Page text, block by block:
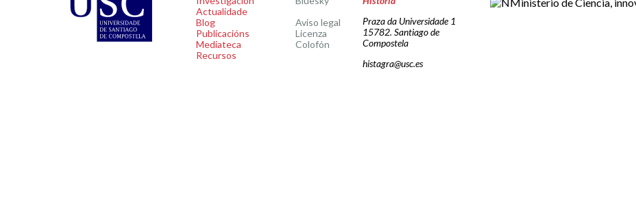
Actualidade
Blog
Publicacións
Mediateca
Recursos
Aviso legal
Licenza
Colofón
Praza da Universidade 1
15782. Santiago de
Compostela
histagra@usc.es